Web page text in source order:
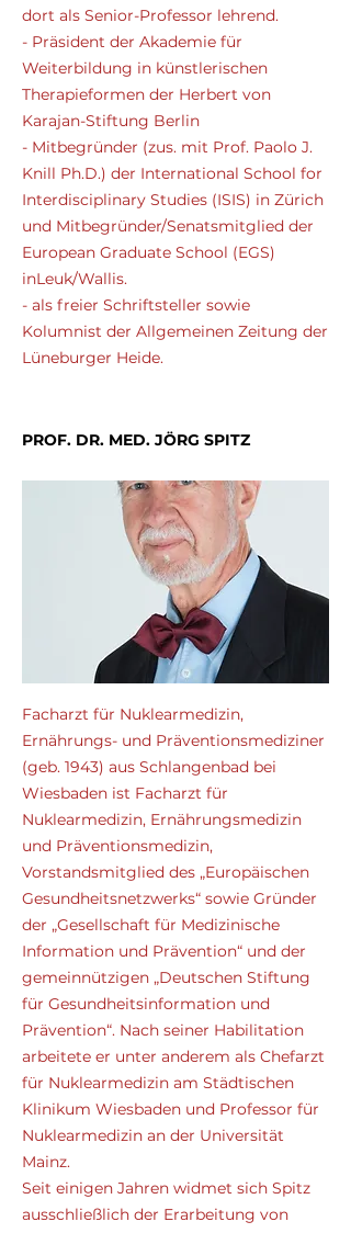
dort als Senior-Professor lehrend.
- Präsident der Akademie für
Weiterbildung in künstlerischen
Therapieformen der Herbert von
Karajan-Stiftung Berlin
- Mitbegründer (zus. mit Prof. Paolo J.
Knill Ph.D.) der International School for
Interdisciplinary Studies (ISIS) in Zürich
und Mitbegründer/Senatsmitglied der
European Graduate School (EGS)
inLeuk/Wallis.
- als freier Schriftsteller sowie
Kolumnist der Allgemeinen Zeitung der
Lüneburger Heide.
PROF. DR. MED. JÖRG SPITZ
Facharzt für Nuklearmedizin,
Ernährungs- und Präventionsmediziner
(geb. 1943) aus Schlangenbad bei
Wiesbaden ist Facharzt für
Nuklearmedizin, Ernährungsmedizin
und Präventionsmedizin,
Vorstandsmitglied des „Europäischen
Gesundheitsnetzwerks“ sowie Gründer
der „Gesellschaft für Medizinische
Information und Prävention“ und der
gemeinnützigen „Deutschen Stiftung
für Gesundheitsinformation und
Prävention“. Nach seiner Habilitation
arbeitete er unter anderem als Chefarzt
für Nuklearmedizin am Städtischen
Klinikum Wiesbaden und Professor für
Nuklearmedizin an der Universität
Mainz.
Seit einigen Jahren widmet sich Spitz
ausschließlich der Erarbeitung von